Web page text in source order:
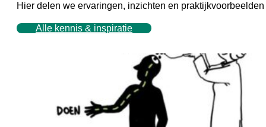
Hier delen we ervaringen, inzichten en
Alle kennis & inspiratie